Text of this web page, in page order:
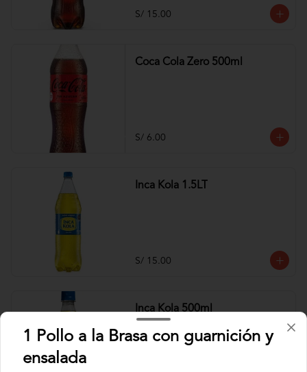
S/ 15.00
Coca Cola Zero 500ml
S/ 6.00
Inca Kola 1.5LT
S/ 15.00
Inca Kola 500ml
1 Pollo a la Brasa con guarnición y
ensalada